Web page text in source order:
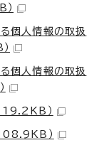
個人情報の取扱
個人情報の取扱
19.2KB）
）